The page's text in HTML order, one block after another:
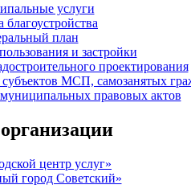
услуги
благоустройства
план
и застройки
проектирования
МСП, самозанятых
правовых актов
центр услуг»
город Советский»